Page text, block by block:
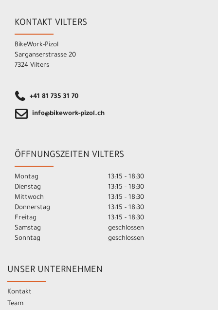
KONTAKT VILTERS
BikeWork-Pizol
Sarganserstrasse 20
7324 Vilters
+41 81 735 31 70
info@bikework-pizol.ch
ÖFFNUNGSZEITEN VILTERS
Montag
13:15 - 18:30
Dienstag
13:15 - 18:30
Mittwoch
13:15 - 18:30
Donnerstag
13:15 - 18:30
Freitag
13:15 - 18:30
Samstag
geschlossen
Sonntag
geschlossen
UNSER UNTERNEHMEN
Kontakt
Team